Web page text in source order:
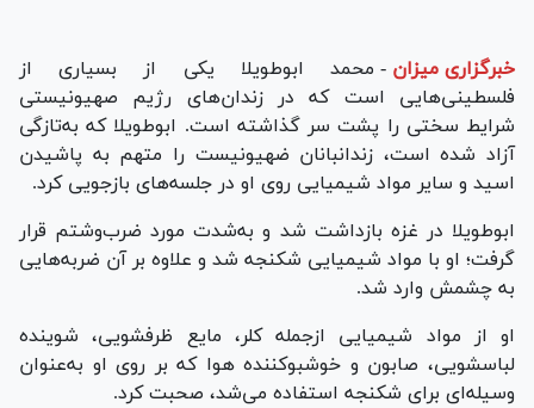
خبرگزاری میزان - محمد ابوطویلا یکی از بسیاری از
فلسطینی‌هایی است که در زندان‌های رژیم صهیونیستی
شرایط سختی را پشت سر گذاشته است. ابوطویلا که به‌تازگی
آزاد شده است، زندانبانان ضهیونیست را متهم به پاشیدن
اسید و سایر مواد شیمیایی روی او در جلسه‌های بازجویی کرد.
ابوطویلا در غزه بازداشت شد و به‌شدت مورد ضرب‌وشتم قرار
گرفت؛ او با مواد شیمیایی شکنجه شد و علاوه بر آن ضربه‌هایی
به چشمش وارد شد.
او از مواد شیمیایی ازجمله کلر، مایع ظرفشویی، شوینده
لباسشویی، صابون و خوشبوکننده هوا که بر روی او به‌عنوان
وسیله‌ای برای شکنجه استفاده می‌شد، صحبت کرد.